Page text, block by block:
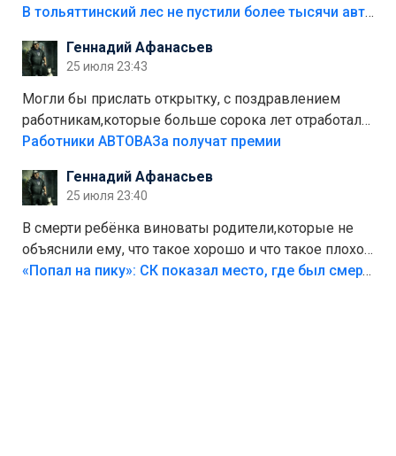
костры,тех надо безбожно штрафовать.Камер полно
Штрафы мизерные.
В тольяттинский лес не пустили более тысячи автомобилей
Геннадий Афанасьев
25 июля 23:43
Могли бы прислать открытку, с поздравлением
работникам,которые больше сорока лет отработали
на предприятии.
Работники АВТОВАЗа получат премии
Геннадий Афанасьев
25 июля 23:40
В смерти ребёнка виноваты родители,которые не
объяснили ему, что такое хорошо и что такое плохо!
Лезть через такой забор,верх безумия,есть же
«Попал на пику»: СК показал место, где был смертельно травмирован ребенок в Тольятти